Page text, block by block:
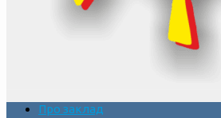
Про заклад